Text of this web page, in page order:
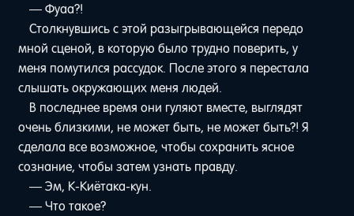
— Фуаа?!
Столкнувшись с этой разыгрывающейся передо
мной сценой, в которую было трудно поверить, у
меня помутился рассудок. После этого я перестала
слышать окружающих меня людей.
В последнее время они гуляют вместе, выглядят
очень близкими, не может быть, не может быть?! Я
сделала все возможное, чтобы сохранить ясное
сознание, чтобы затем узнать правду.
— Эм, К-Киётака-кун.
— Что такое?